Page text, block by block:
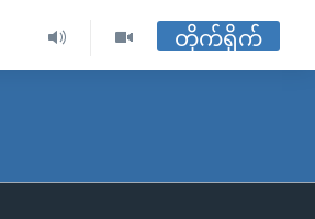
တိုက်ရိုက်